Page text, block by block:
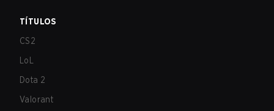
TÍTULOS
CS2
LoL
Dota 2
Valorant